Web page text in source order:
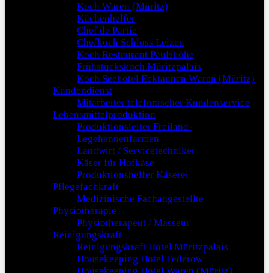
Koch Waren (Müritz)
Küchenhelfer
Chef de Partie
Chefkoch Schloss Leizen
Koch Restaurant Paulshöhe
Frühstückskoch Müritzpalais
Koch Seehotel Ecktannen Waren (Müritz)
Kundendienst
Mitarbeiter telefonischer Kundenservice
Lebensmittelproduktion
Produktionsleiter Freiland-
Legehennenfarmen
Landwirt / Servicetechniker
Käser für Hofkäse
Produktionshelfer Käserei
Pflegefachkraft
Medizinische Fachangestellte
Physiotherapie
Physiotherapeut / Masseur
Reinigungskraft
Reinigungskraft Hotel Müritzpalais
Housekeeping Hotel Federow